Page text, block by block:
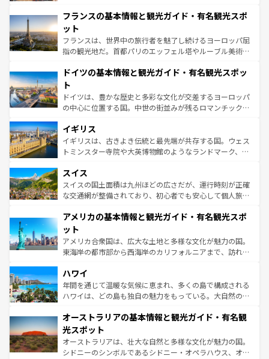
ませてくれるイタリアで、忘れられない旅をしてみよう！
なお、新着のイタリア情報は
しい。
文化が根付くこの国では、情熱的なフラメンコ、熱気あふ
れる闘牛、そして美味しいタパスが生活の一部となってい
る。首都マドリードの洗練された雰囲気や、バルセロナの
アートに溢れた街角から、地方では古代ローマ遺跡や中世
せる。地方によって風土や気候が異なるスペインはその個
ンテンツ一覧 を参照してほしい。
フランスの基本情報と観光ガイド・有名観光スポ
ット
フランスは、世界中の旅行者を魅了し続けるヨーロッパ屈
指の観光地だ。首都パリのエッフェル塔やルーブル美術館
で、幅広い魅力が詰まっている。華麗な宮殿、歴史的な大
聖堂、美しいビーチ、そして豊かな自然が、訪れる者を心
から魅了する。また、フランスは美食の国としても知ら
れ、フランス料理はユネスコ無形文化遺産にも登録されて
香り高いラベンダー畑など、多彩な楽しみ方が可能だ。さ
らに、パリ以外の地域にも魅力が溢れており、どの街角に
も豊かな歴史と文化が息づいている。パリ以外の個性あふ
を参照してほしい。
ドイツの基本情報と観光ガイド・有名観光スポッ
ト
ドイツは、豊かな歴史と多彩な文化が交差するヨーロッパ
の中心に位置する国。中世の街並みが残るロマンチック街
顔を持つこの国は、どこを歩いても飽きることがない。ベ
ルリンの文化的活気、バイエルン州のアルプスの絶景、そ
してライン川沿いのワイン畑といった風景は必見。ビール
は、お酒好きな人にはぜひ体験してほしい。 なお、新着の
ドイツ情報はコンテンツ一覧を参照してほしい。
イギリス
イギリスは、古きよき伝統と最先端が共存する国。ウェス
トミンスター寺院や大英博物館のようなランドマーク、歴
リアごとに異なる魅力がある。また、優雅なアフタヌーン
ティー、ビール好きにはたまらない英国パブ、サッカー観
戦など、本場だからこそできる体験も豊富。イギリスを旅
ンツ一覧を参照してほしい。
スイス
スイスの国土面積は九州ほどの広さだが、運行時刻が正確
な交通網が整備されており、初心者でも安心して個人旅行
の建物がそのまま残る町や、スイスならではのユニークな
博物館もあり、アルプス観光だけでなく町歩きも満喫する
ことができる。国民の所得が高いため物価も高いが、旅行
者向けの交通パス提供のサービスもあり、うまく活用すれ
着のスイス情報は
アメリカの基本情報と観光ガイド・有名観光スポ
ット
アメリカ合衆国は、広大な土地と多様な文化が魅力の国。
東海岸の都市部から西海岸のカリフォルニアまで、訪れる
のような巨大都市は、観光、ショッピング、エンターテイ
ンメントが詰まった刺激的なスポットだ。一方、アメリカ
西部には大自然が広がり、グランドキャニオンやイエロー
部のニューオーリンズでは、音楽と美食が融合した独特の
文化が魅力。旅行者はアメリカの各地域で異なる魅力を楽
しみながら、その多様性と豊かな歴史を感じることができ
るだろう。車でのロードトリップや列車の旅も、アメリカ
ハワイ
年間を通じて温暖な気候に恵まれ、多くの島で構成される
ハワイは、どの島も独自の魅力をもっている。大自然の神
ワイ島は見逃せない。また、定番の観光地といえばオアフ
島だが、静かな自然を求めるならマウイ島やカウアイ島が
おすすめ。エメラルドグリーンに輝く海をはじめ、豊かな
文化や歴史が息づいている。「アロハスピリット」と呼ば
オーストラリアの基本情報と観光ガイド・有名観
光スポット
オーストラリアは、壮大な自然と多様な文化が魅力の国。
シドニーのシンボルであるシドニー・オペラハウス、オー